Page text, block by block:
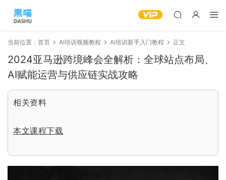
当前位置： 首页 AI培训视频教程 AI培训新手入门教程 正文
2024亚马逊跨境峰会全解析：全球站点布局、
AI赋能运营与供应链实战攻略
相关资料
本文课程下载